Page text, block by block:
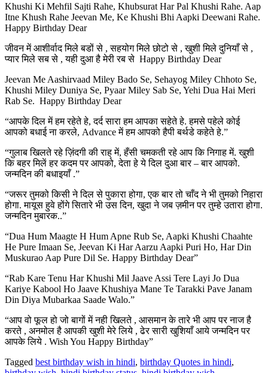
Khushi Ki Mehfil Sajti Rahe, Khubsurat Har Pal Khushi Rahe. Aap
Itne Khush Rahe Jeevan Me, Ke Khushi Bhi Aapki Deewani Rahe.
Happy Birthday Dear
जीवन में आशीर्वाद मिले बडों से , सहयोग मिले छोटो से , खुशी मिले दुनियाँ से ,
प्यार मिले सब से , यही दुआ है मेरी रब से Happy Birthday Dear
Jeevan Me Aashirvaad Miley Bado Se, Sehayog Miley Chhoto Se,
Khushi Miley Duniya Se, Pyaar Miley Sab Se, Yehi Dua Hai Meri
Rab Se. Happy Birthday Dear
“आपके दिल में हम रहेते हे, दर्द सारा हम आपका सहेते हे. हमसे पहेले कोई
आपको बधाई ना करले, Advance में हम आपको हैपी बर्थडे कहेते हे.”
“गुलाब खिलते रहे ज़िंदगी की राह् में, हँसी चमकती रहे आप कि निगाह में. खुशी
कि बहर मिलें हर कदम पर आपको, देता हे ये दिल दुआ बार – बार आपको.
जन्मदिन की बधाइयाँ .”
“जरूर तुमको किसी ने दिल से पुकारा होगा, एक बार तो चाँद ने भी तुमको निहारा
होगा. मायूस हुवे होंगे सितारे भी उस दिन, खुदा ने जब ज़मीन पर तुम्हे उतारा होगा.
जन्मदिन मुबारक..”
“Dua Hum Maagte H Hum Apne Rub Se, Aapki Khushi Chaahte
He Pure Imaan Se, Jeevan Ki Har Aarzu Aapki Puri Ho, Har Din
Muskurao Aap Pure Dil Se. Happy Birthday Dear”
“Rab Kare Tenu Har Khushi Mil Jaave Assi Tere Layi Jo Dua
Kariye Kabool Ho Jaave Khushiya Mane Te Tarakki Pave Janam
Din Diya Mubarkaa Saade Walo.”
“आप वो फूल हो जो बागों में नही खिलते , आसमान के तारे भी आप पर नाज है
करते , अनमोल है आपकी खुशी मेरे लिये , ढेर सारी खुशियाँ आये जन्मदिन पर
आपके लिये . Wish You Happy Birthday”
Tagged best birthday wish in hindi, birthday Quotes in hindi,